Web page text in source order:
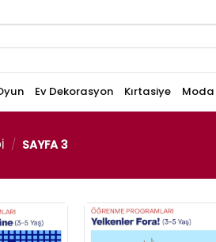
Ev Dekorasyon Kırtasiye Moda
/ SAYFA 3